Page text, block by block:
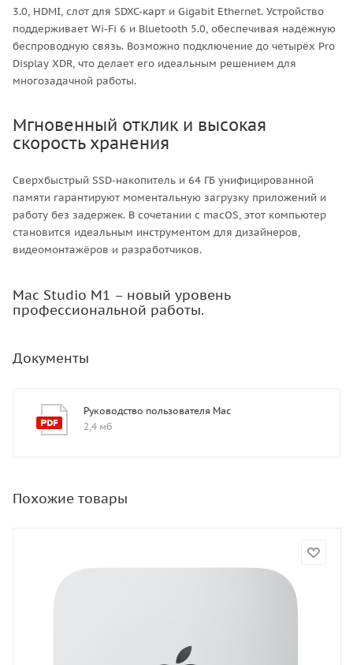
3.0, HDMI, слот для SDXC-карт и Gigabit Ethernet. Устройство
поддерживает Wi-Fi 6 и Bluetooth 5.0, обеспечивая надёжную
беспроводную связь. Возможно подключение до четырёх Pro
Display XDR, что делает его идеальным решением для
многозадачной работы.
Мгновенный отклик и высокая
скорость хранения
Сверхбыстрый SSD-накопитель и 64 ГБ унифицированной
памяти гарантируют моментальную загрузку приложений и
работу без задержек. В сочетании с macOS, этот компьютер
становится идеальным инструментом для дизайнеров,
видеомонтажёров и разработчиков.
Mac Studio M1 – новый уровень
профессиональной работы.
Документы
Руководство пользователя Mac
2,4 мб
Похожие товары